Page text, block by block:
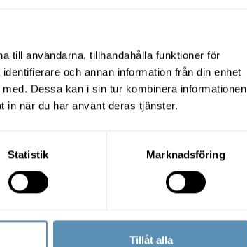
till användarna, tillhandahålla funktioner för
och annan information från din enhet
Dessa kan i sin tur kombinera informationen
in när du har använt deras tjänster.
Statistik Marknadsföring
Tillåt alla
Våren 2025